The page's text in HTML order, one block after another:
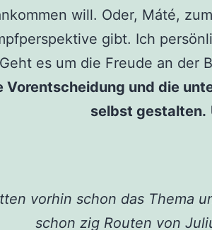
will. Oder, Máté,
gibt. Ich
es um die Freude an der
Vorentscheidung und die
selbst gestalten.
vorhin schon das Thema
schon zig Routen von